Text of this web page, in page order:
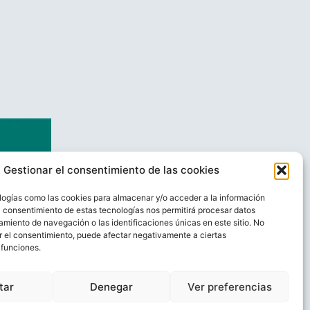
Gestionar el consentimiento de las cookies
como las cookies para almacenar y/o acceder a la información
consentimiento de estas tecnologías nos permitirá procesar datos
de navegación o las identificaciones únicas en este sitio. No
el consentimiento, puede afectar negativamente a ciertas
Denegar Ver preferencias